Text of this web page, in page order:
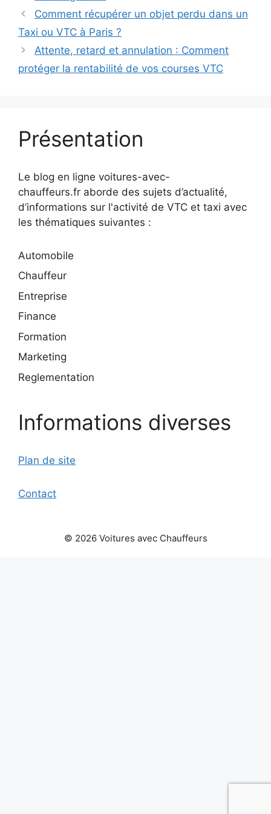
Comment récupérer un objet perdu dans un
Taxi ou VTC à Paris ?
Attente, retard et annulation : Comment
protéger la rentabilité de vos courses VTC
Présentation
Le blog en ligne voitures-avec-
chauffeurs.fr aborde des sujets d’actualité,
d’informations sur l'activité de VTC et taxi avec
les thématiques suivantes :
Automobile
Chauffeur
Entreprise
Finance
Formation
Marketing
Reglementation
Informations diverses
Plan de site
Contact
© 2026 Voitures avec Chauffeurs